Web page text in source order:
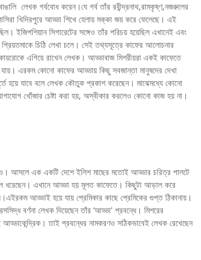
লেখক গর্ববোধ করেন।যে গর্ব তাঁর রবীন্দ্রনাথ,রামকৃষ্ণ,নজরুলের
খিদিরপুরে আড্ডা শিখে হেলায় মক্কা জয় করে ফেলেছে। এই
ইজিপশিয়ান সিগারেটের সঙ্গেও তাঁর পরিচয় হয়েছিল এখানেই এবং
চিঠি লেখা চলে। সেই তথ্যসূত্রে কাফের আলোচনার
এগিয়ে রাখেন লেখক। আড্ডাবাজ মিশরীয়রা একই কাফেতে
এরকম কোনো কাফের আড্ডায় কিছু সবজান্তা মানুষদের দেখা
হয়ে যাবে বলে লেখক কৌতুক প্রকাশ করেছেন। মাঝেমধ্যে কোনো
খোঁজার চেষ্টা করা হয়, অস্বীকার করলেও কোনো কাজ হয় না।
আসলে এক একটি দেশে ইলিশ মাছের মতোই আড্ডার চরিত্র পালটে
ধরেছেন। এখানে আড্ডা হয় মূলত কাফেতে। কিছুটা আড়াল করে
আড্ডাই হয়ে যায় প্রেমিকার কাছে প্রেমিকের গুপ্ত ঠিকানায়।
বর্ণনা লেখক দিয়েছেন তাঁর ‘আড্ডা' প্রবন্ধে। মিশরের
তাই প্রবন্ধের নামকরণও সঠিকভাবেই লেখক রেখেছেন